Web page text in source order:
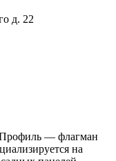
д. 22
Профиль — флагман
на